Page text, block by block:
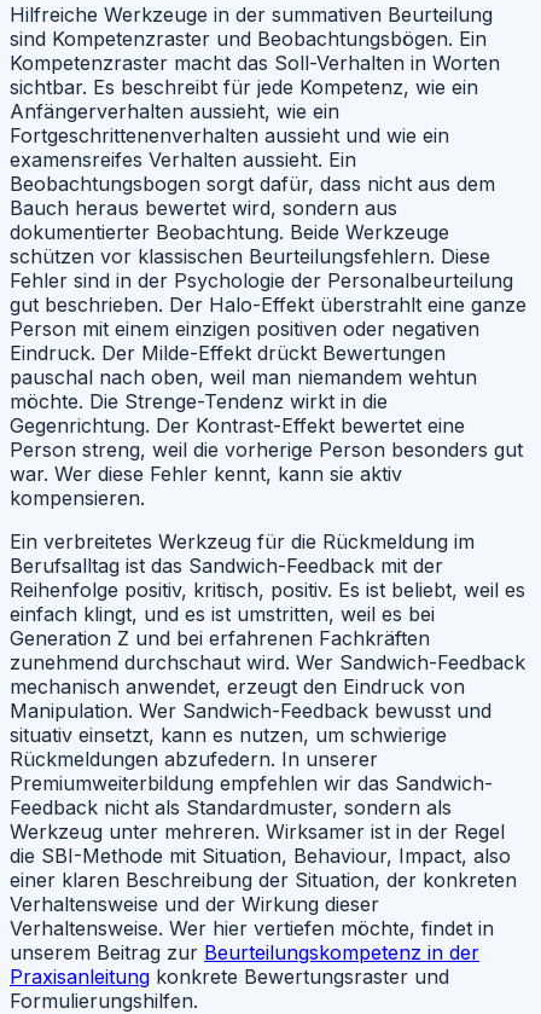
Hilfreiche Werkzeuge in der summativen Beurteilung
sind Kompetenzraster und Beobachtungsbögen. Ein
Kompetenzraster macht das Soll-Verhalten in Worten
sichtbar. Es beschreibt für jede Kompetenz, wie ein
Anfängerverhalten aussieht, wie ein
Fortgeschrittenenverhalten aussieht und wie ein
examensreifes Verhalten aussieht. Ein
Beobachtungsbogen sorgt dafür, dass nicht aus dem
Bauch heraus bewertet wird, sondern aus
dokumentierter Beobachtung. Beide Werkzeuge
schützen vor klassischen Beurteilungsfehlern. Diese
Fehler sind in der Psychologie der Personalbeurteilung
gut beschrieben. Der Halo-Effekt überstrahlt eine ganze
Person mit einem einzigen positiven oder negativen
Eindruck. Der Milde-Effekt drückt Bewertungen
pauschal nach oben, weil man niemandem wehtun
möchte. Die Strenge-Tendenz wirkt in die
Gegenrichtung. Der Kontrast-Effekt bewertet eine
Person streng, weil die vorherige Person besonders gut
war. Wer diese Fehler kennt, kann sie aktiv
kompensieren.
Ein verbreitetes Werkzeug für die Rückmeldung im
Berufsalltag ist das Sandwich-Feedback mit der
Reihenfolge positiv, kritisch, positiv. Es ist beliebt, weil es
einfach klingt, und es ist umstritten, weil es bei
Generation Z und bei erfahrenen Fachkräften
zunehmend durchschaut wird. Wer Sandwich-Feedback
mechanisch anwendet, erzeugt den Eindruck von
Manipulation. Wer Sandwich-Feedback bewusst und
situativ einsetzt, kann es nutzen, um schwierige
Rückmeldungen abzufedern. In unserer
Premiumweiterbildung empfehlen wir das Sandwich-
Feedback nicht als Standardmuster, sondern als
Werkzeug unter mehreren. Wirksamer ist in der Regel
die SBI-Methode mit Situation, Behaviour, Impact, also
einer klaren Beschreibung der Situation, der konkreten
Verhaltensweise und der Wirkung dieser
Verhaltensweise. Wer hier vertiefen möchte, findet in
unserem Beitrag zur Beurteilungskompetenz in der
Praxisanleitung konkrete Bewertungsraster und
Formulierungshilfen.